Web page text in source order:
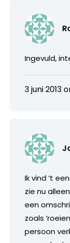
Ingevuld,
3 juni 2013
Ik vind ‘t
zie nu
een
zoals
persoon